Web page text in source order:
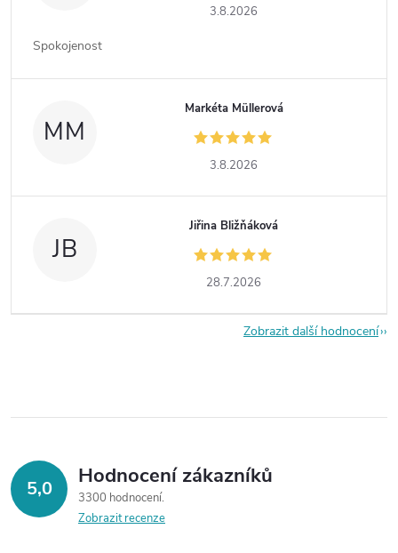
3.8.2026
Spokojenost
MM
Markéta Müllerová
3.8.2026
JB
Jiřina Bližňáková
28.7.2026
Zobrazit další hodnocení
5,0 Hodnocení zákazníků
3300 hodnocení
Zobrazit recenze